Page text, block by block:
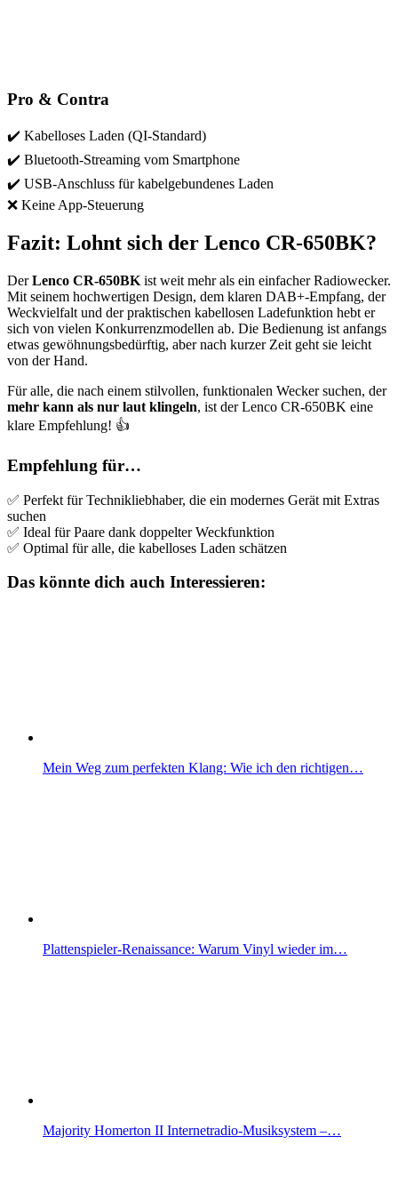
Pro & Contra
✔️ Kabelloses Laden (QI-Standard)
✔️ Bluetooth-Streaming vom Smartphone
✔️ USB-Anschluss für kabelgebundenes Laden
❌ Keine App-Steuerung
Fazit: Lohnt sich der Lenco CR-650BK?
DerLenco CR-650BK ist weit mehr als ein einfacher Radiowecker.
Mit seinem hochwertigen Design, dem klaren DAB+-Empfang, der
Weckvielfalt und der praktischen kabellosen Ladefunktion hebt er
sich von vielen Konkurrenzmodellen ab. Die Bedienung ist anfangs
etwas gewöhnungsbedürftig, aber nach kurzer Zeit geht sie leicht
von der Hand.
Für alle, die nach einem stilvollen, funktionalen Wecker suchen, der
mehr kann als nur laut klingeln, ist der Lenco CR-650BK eine
klare Empfehlung! 👍
Empfehlung für…
✅ Perfekt für Technikliebhaber, die ein modernes Gerät mit Extras
suchen
✅ Ideal für Paare dank doppelter Weckfunktion
✅ Optimal für alle, die kabelloses Laden schätzen
Das könnte dich auch Interessieren:
Mein Weg zum perfekten Klang: Wie ich den richtigen…
Plattenspieler-Renaissance: Warum Vinyl wieder im…
Majority Homerton II Internetradio-Musiksystem –…